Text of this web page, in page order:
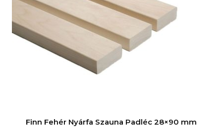
Finn Fehér Nyárfa Szauna Padléc 28×90 mm